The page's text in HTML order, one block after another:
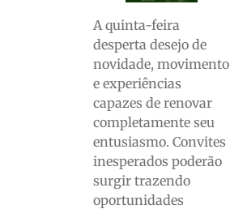
A quinta-feira
desperta desejo de
novidade, movimento
e experiências
capazes de renovar
completamente seu
entusiasmo. Convites
inesperados poderão
surgir trazendo
oportunidades